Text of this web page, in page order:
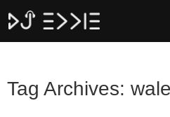
Tag Archives: